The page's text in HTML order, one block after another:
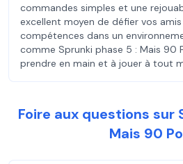
commandes simples et une
excellent moyen de défier vos
compétences dans un
comme Sprunki phase 5 : Mais 90
prendre en main et à jouer à tout
Foire aux questions sur
Mais 90